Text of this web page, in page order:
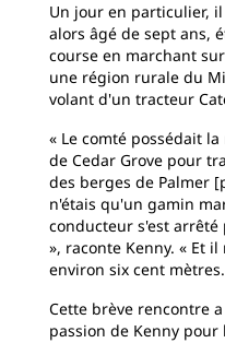
Un jour en particulier,
alors âgé de sept ans,
course en marchant
une région rurale du
volant d'un tracteur
« Le comté possédait
de Cedar Grove pour
des berges de Palmer
n'étais qu'un gamin
conducteur s'est
», raconte Kenny. « Et
environ six cent
Cette brève rencontre
passion de Kenny pour